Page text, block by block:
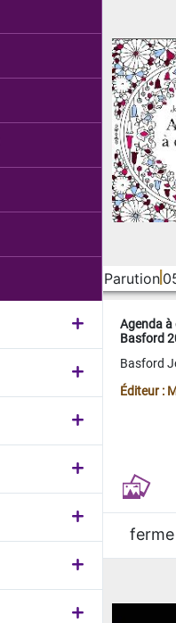
Parution
Agenda
Basford
Basford
Éditeur :
ferme